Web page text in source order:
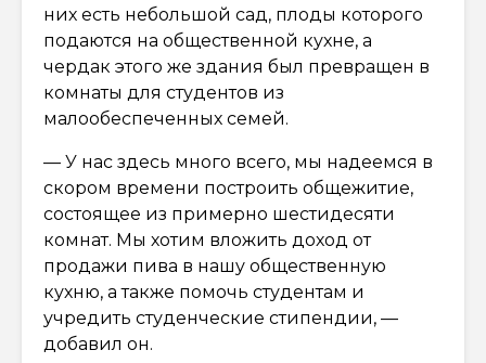
них есть небольшой сад, плоды которого
подаются на общественной кухне, а
чердак этого же здания был превращен в
комнаты для студентов из
малообеспеченных семей.
— У нас здесь много всего, мы надеемся в
скором времени построить общежитие,
состоящее из примерно шестидесяти
комнат. Мы хотим вложить доход от
продажи пива в нашу общественную
кухню, а также помочь студентам и
учредить студенческие стипендии, —
добавил он.